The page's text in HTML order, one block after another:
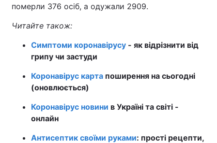
Тема оформлення
померли 376 осіб, а одужали 2909.
Читайте також:
Симптоми коронавірусу - як відрізнити від
грипу чи застуди
Коронавірус карта поширення на сьогодні
(оновлюється)
Коронавірус новини в Україні та світі -
онлайн
Антисептик своїми руками: прості рецепти,